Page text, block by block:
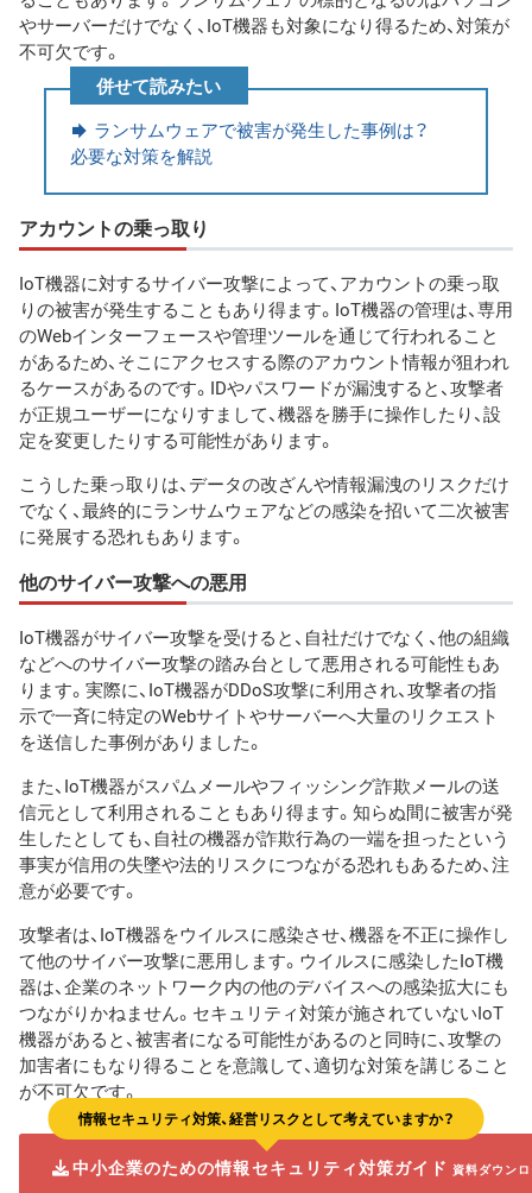
やサーバーだけでなく、IoT機器も対象になり得るため、対策が
不可欠です。
併せて読みたい
ランサムウェアで被害が発生した事例は？
必要な対策を解説
アカウントの乗っ取り
IoT機器に対するサイバー攻撃によって、アカウントの乗っ取
りの被害が発生することもあり得ます。IoT機器の管理は、専用
のWebインターフェースや管理ツールを通じて行われること
があるため、そこにアクセスする際のアカウント情報が狙われ
るケースがあるのです。IDやパスワードが漏洩すると、攻撃者
が正規ユーザーになりすまして、機器を勝手に操作したり、設
定を変更したりする可能性があります。
こうした乗っ取りは、データの改ざんや情報漏洩のリスクだけ
でなく、最終的にランサムウェアなどの感染を招いて二次被害
に発展する恐れもあります。
他のサイバー攻撃への悪用
IoT機器がサイバー攻撃を受けると、自社だけでなく、他の組織
などへのサイバー攻撃の踏み台として悪用される可能性もあ
ります。実際に、IoT機器がDDoS攻撃に利用され、攻撃者の指
示で一斉に特定のWebサイトやサーバーへ大量のリクエスト
を送信した事例がありました。
また、IoT機器がスパムメールやフィッシング詐欺メールの送
信元として利用されることもあり得ます。知らぬ間に被害が発
生したとしても、自社の機器が詐欺行為の一端を担ったという
事実が信用の失墜や法的リスクにつながる恐れもあるため、注
意が必要です。
攻撃者は、IoT機器をウイルスに感染させ、機器を不正に操作し
て他のサイバー攻撃に悪用します。ウイルスに感染したIoT機
器は、企業のネットワーク内の他のデバイスへの感染拡大にも
つながりかねません。セキュリティ対策が施されていないIoT
機器があると、被害者になる可能性があるのと同時に、攻撃の
加害者にもなり得ることを意識して、適切な対策を講じること
が不可欠です。
情報セキュリティ対策、経営リスクとして考えていますか？
中小企業のための情報セキュリティ対策ガイド資料ダウンロ